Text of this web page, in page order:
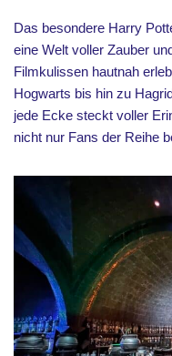
Das besondere Harry
eine Welt voller Zauber
Filmkulissen hautnah
Hogwarts bis hin zu
jede Ecke steckt voller
nicht nur Fans der Reihe